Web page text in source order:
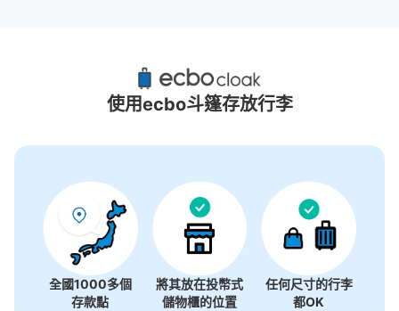
泉佐野站附近推薦的寄物櫃
0個投幣式置物櫃
使用ecbo斗篷存放行李
全國1000多個
存款點
將其放在投幣式
儲物櫃的位置
任何尺寸的行李
都OK